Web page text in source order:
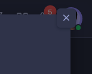
5
2020